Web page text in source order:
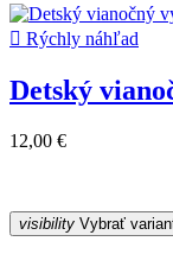
 Rýchly náhľad
Detský
12,00 €
visibility Vybrať